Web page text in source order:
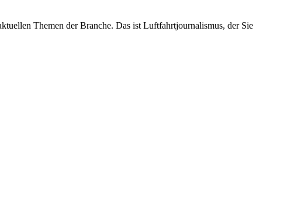
Themen der Branche. Das ist Luftfahrtjournalismus, der Sie